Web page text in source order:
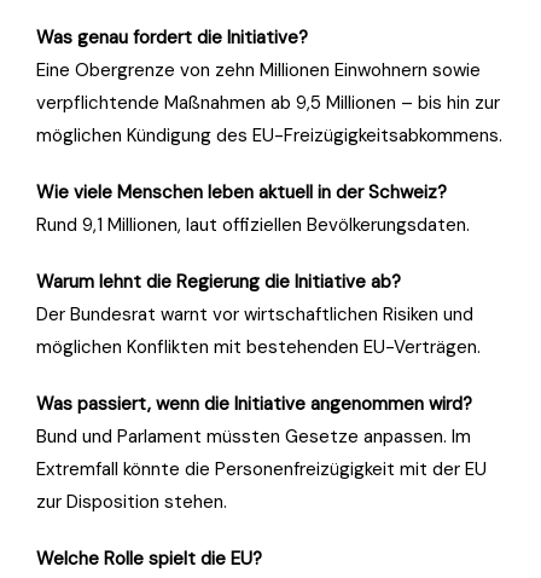
Was genau fordert die Initiative?
Eine Obergrenze von zehn Millionen Einwohnern sowie
verpflichtende Maßnahmen ab 9,5 Millionen – bis hin zur
möglichen Kündigung des EU-Freizügigkeitsabkommens.
Wie viele Menschen leben aktuell in der Schweiz?
Rund 9,1 Millionen, laut offiziellen Bevölkerungsdaten.
Warum lehnt die Regierung die Initiative ab?
Der Bundesrat warnt vor wirtschaftlichen Risiken und
möglichen Konflikten mit bestehenden EU-Verträgen.
Was passiert, wenn die Initiative angenommen wird?
Bund und Parlament müssten Gesetze anpassen. Im
Extremfall könnte die Personenfreizügigkeit mit der EU
zur Disposition stehen.
Welche Rolle spielt die EU?